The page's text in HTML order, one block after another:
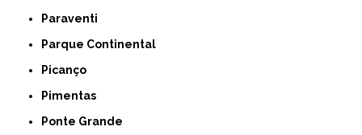
Paraventi
Parque Continental
Picanço
Pimentas
Ponte Grande